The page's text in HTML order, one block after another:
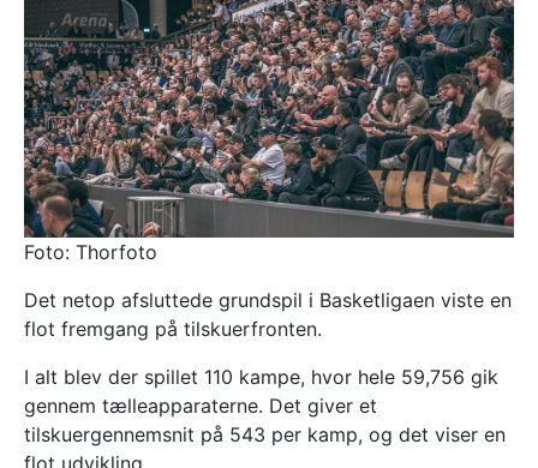
Foto: Thorfoto
Det netop afsluttede grundspil i Basketligaen viste en
flot fremgang på tilskuerfronten.
I alt blev der spillet 110 kampe, hvor hele 59,756 gik
gennem tælleapparaterne. Det giver et
tilskuergennemsnit på 543 per kamp, og det viser en